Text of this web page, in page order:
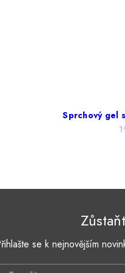
Sprchový gel
se k nejnovějším